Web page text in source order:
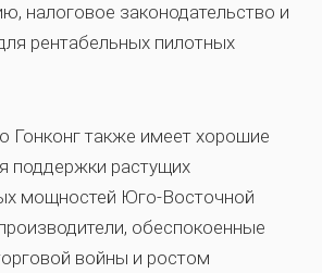
налоговое законодательство и
рентабельных пилотных
Гонконг также имеет хорошие
поддержки растущих
мощностей Юго-Восточной
обеспокоенные
войны и ростом